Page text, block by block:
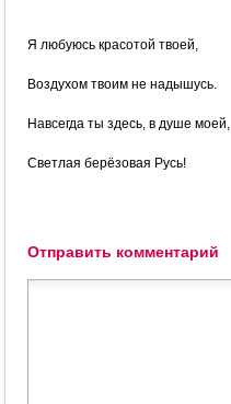
Я любуюсь красотой твоей,
Воздухом твоим не надышусь.
Навсегда ты здесь, в душе моей,
Светлая берёзовая Русь!
Отправить комментарий